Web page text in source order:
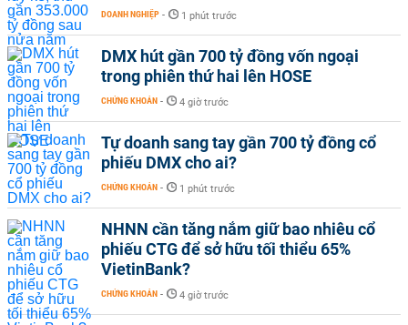
DOANH NGHIỆP - 1 phút trước
DMX hút gần 700 tỷ đồng vốn ngoại
trong phiên thứ hai lên HOSE
CHỨNG KHOÁN - 4 giờ trước
Tự doanh sang tay gần 700 tỷ đồng cổ
phiếu DMX cho ai?
CHỨNG KHOÁN - 1 phút trước
NHNN cần tăng nắm giữ bao nhiêu cổ
phiếu CTG để sở hữu tối thiểu 65%
VietinBank?
CHỨNG KHOÁN - 4 giờ trước